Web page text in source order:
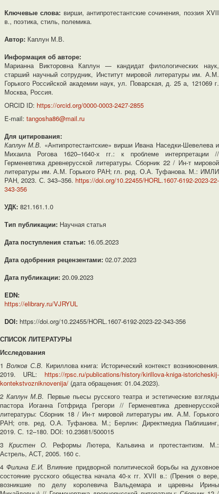
Ключевые слова: вирши, антипротестантские сочинения, поэзия XVII
в., поэтика, стиль, полемика.
Автор: Каплун М.В.
Информация об авторе:
Марианна Викторовна Каплун — кандидат филологических наук,
старший научный сотрудник, Институт мировой литературы им. А.М.
Горького Российской академии наук, ул. Поварская, д. 25 а, 121069 г.
Москва, Россия.
ORCID ID: https://orcid.org/0000-0003-2427-2855
E-mail: tangosha86@mail.ru
Для цитирования:
Каплун М.В. «Антипротестантские» вирши Ивана Наседки-Шевелева и
Михаила Рогова 1620–1640-х гг.: к проблеме интерпретации //
Герменевтика древнерусской литературы. Сборник 22 / Ин-т мировой
литературы им. А.М. Горького РАН; гл. ред. О.А. Туфанова. М.: ИМЛИ
РАН, 2023. С. 343–356. https://doi.org/10.22455/HORL.1607-6192-2023-22-
343-356
УДК: 821.161.1.0
Тип публикации: Научная статья
Дата поступления статьи: 16.05.2023
Дата одобрения рецензентами: 02.07.2023
Дата публикации: 20.09.2023
EDN:
https://elibrary.ru/VJRYUL
DOI: https://doi.org/10.22455/HORL.1607-6192-2023-22-343-356
СПИСОК ЛИТЕРАТУРЫ
Исследования
1 Волков С.В. Кириллова книга: Исторический контекст возникновения.
2019. URL: https://rpsc.ru/publications/history/kirillova-kniga-istoricheskij-
kontekstvozniknovenija/ (дата обращения: 01.04.2023).
2Каплун М.В. Первые пьесы русского театра и эстетические взгляды
пастора Иоганна Готфрида Грегори // Герменевтика древнерусской
литературы: Сборник 18 / Ин-т мировой литературы им. А.М. Горького
РАН; отв. ред. О.А. Туфанова. М.; Берлин: Директмедиа Паблишинг,
2019. С. 12–180. DOI: 10.23681/500015
3 Кристен О. Реформы Лютера, Кальвина и протестантизм. М.:
Астрель, АСТ, 2005. 160 с.
4Филина Е.И. Влияние придворной политической борьбы на духовное
состояние русского общества начала 40-х гг. XVII в.: (Прения о вере,
возникшие по делу королевича Вальдемара и царевны Ирины